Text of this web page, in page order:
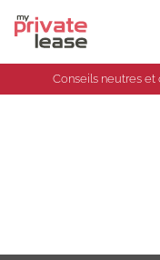
Conseils neutres et